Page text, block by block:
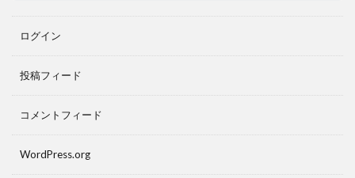
ログイン
投稿フィード
コメントフィード
WordPress.org